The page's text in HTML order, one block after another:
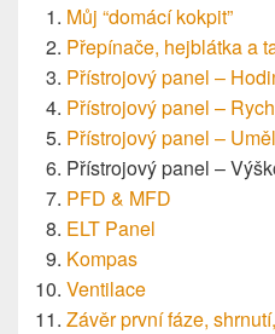
Můj “domácí kokpit”
Přepínače, hejblátka a
Přístrojový panel –
Přístrojový panel –
Přístrojový panel –
Přístrojový panel –
PFD & MFD
ELT Panel
Kompas
Ventilace
Závěr první fáze,